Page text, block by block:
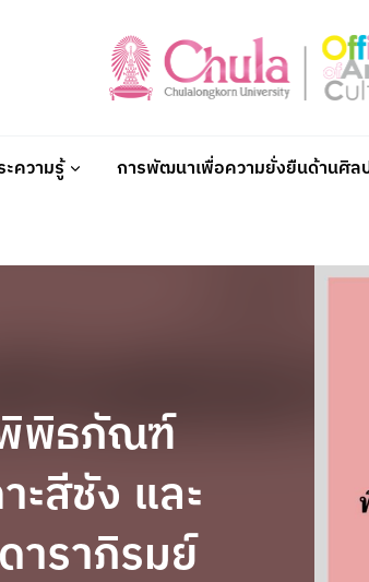
ะความรู้ การพัฒนาเพื่อความยั่งยืนด้านศิล
พิพิธภัณฑ์
ะสีชัง และ
ราภิรมย์